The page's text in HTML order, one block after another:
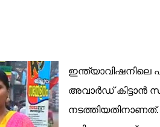
അവാർഡ് കിട്ടാൻ